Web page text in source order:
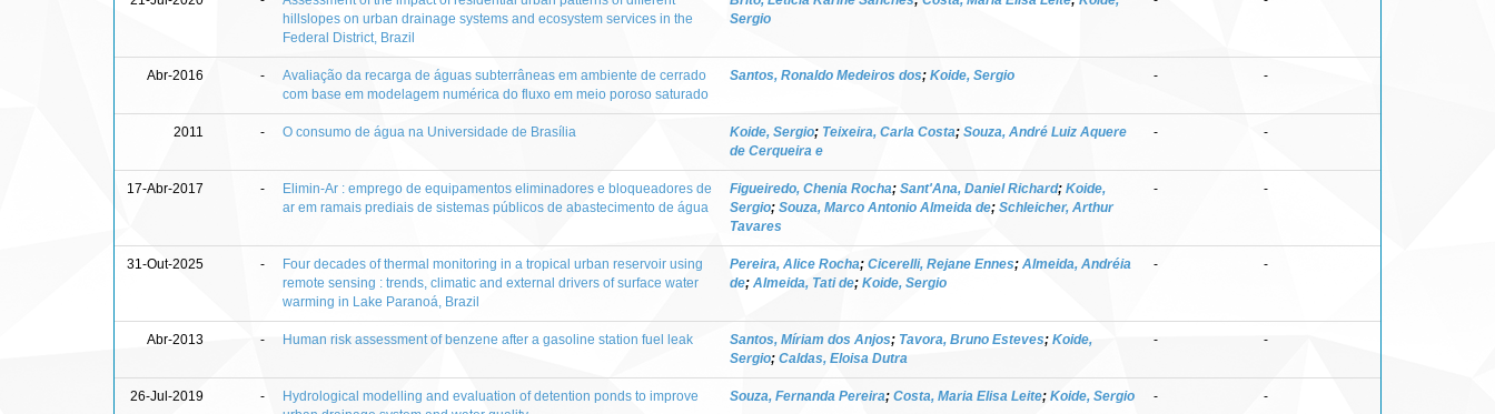
hillslopes on urban drainage systems and ecosystem services in the
Federal District, Brazil
Sergio
Abr-2016 -
Avaliação da recarga de águas subterrâneas em ambiente de cerrado
com base em modelagem numérica do fluxo em meio poroso saturado
Santos, Ronaldo Medeiros dos; Koide, Sergio - -
2011 - O consumo de água na Universidade de Brasília Koide, Sergio; Teixeira, Carla Costa; Souza, André Luiz Aquere
de Cerqueira e
- -
17-Abr-2017 -
Elimin-Ar : emprego de equipamentos eliminadores e bloqueadores de
ar em ramais prediais de sistemas públicos de abastecimento de água
Figueiredo, Chenia Rocha; Sant'Ana, Daniel Richard; Koide,
Sergio; Souza, Marco Antonio Almeida de; Schleicher, Arthur
Tavares
- -
31-Out-2025 -
Four decades of thermal monitoring in a tropical urban reservoir using
remote sensing : trends, climatic and external drivers of surface water
warming in Lake Paranoá, Brazil
Pereira, Alice Rocha; Cicerelli, Rejane Ennes; Almeida, Andréia
de; Almeida, Tati de; Koide, Sergio
- -
Abr-2013 - Human risk assessment of benzene after a gasoline station fuel leak Santos, Míriam dos Anjos; Tavora, Bruno Esteves; Koide,
Sergio; Caldas, Eloisa Dutra
- -
26-Jul-2019 -
Hydrological modelling and evaluation of detention ponds to improve
Souza, Fernanda Pereira; Costa, Maria Elisa Leite; Koide, Sergio - -